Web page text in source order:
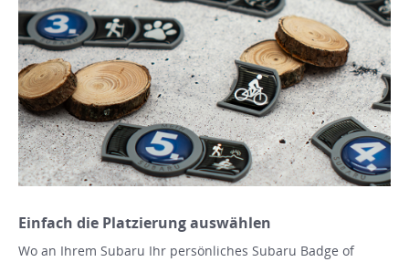
Einfach die Platzierung auswählen
Wo an Ihrem Subaru Ihr persönliches Subaru Badge of